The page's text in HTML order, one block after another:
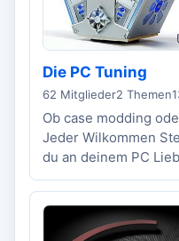
Die PC Tuning
62 Mitglieder2 Themen
Ob case modding
Jeder Wilkommen
du an deinem PC